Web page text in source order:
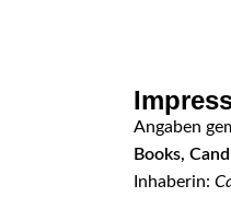
Angaben
Books,
Inhaberin: